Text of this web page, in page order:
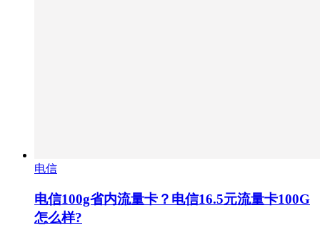
电信
电信100g省内流量卡？电信16.5元流量卡100G
怎么样?